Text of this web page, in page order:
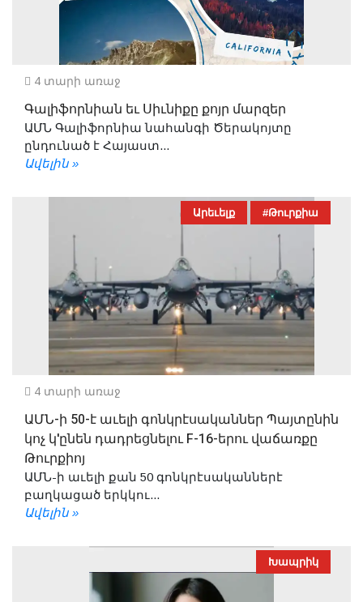
4 տարի առաջ
Գալիֆորնիան եւ Սիւնիքը քոյր մարզեր
ԱՄՆ Գալիֆորնիա նահանգի Ծերակոյտը
ընդունած է Հայաստ...
Ավելին »
Արեւելք #Թուրքիա
4 տարի առաջ
ԱՄՆ-ի 50-է աւելի գոնկրէսականներ Պայտընին
կոչ կ'ընեն դադրեցնելու F-16-երու վաճառքը
Թուրքիոյ
ԱՄՆ-ի աւելի քան 50 գոնկրէսականներէ
բաղկացած երկկու...
Ավելին »
Խապրիկ